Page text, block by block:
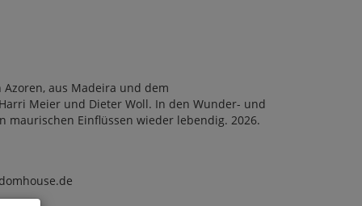
aus Madeira und dem
Meier und Dieter Woll. In den Wunder- und
maurischen Einflüssen wieder lebendig. 2026.